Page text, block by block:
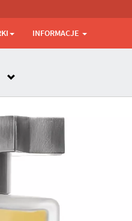
INFORMACJE